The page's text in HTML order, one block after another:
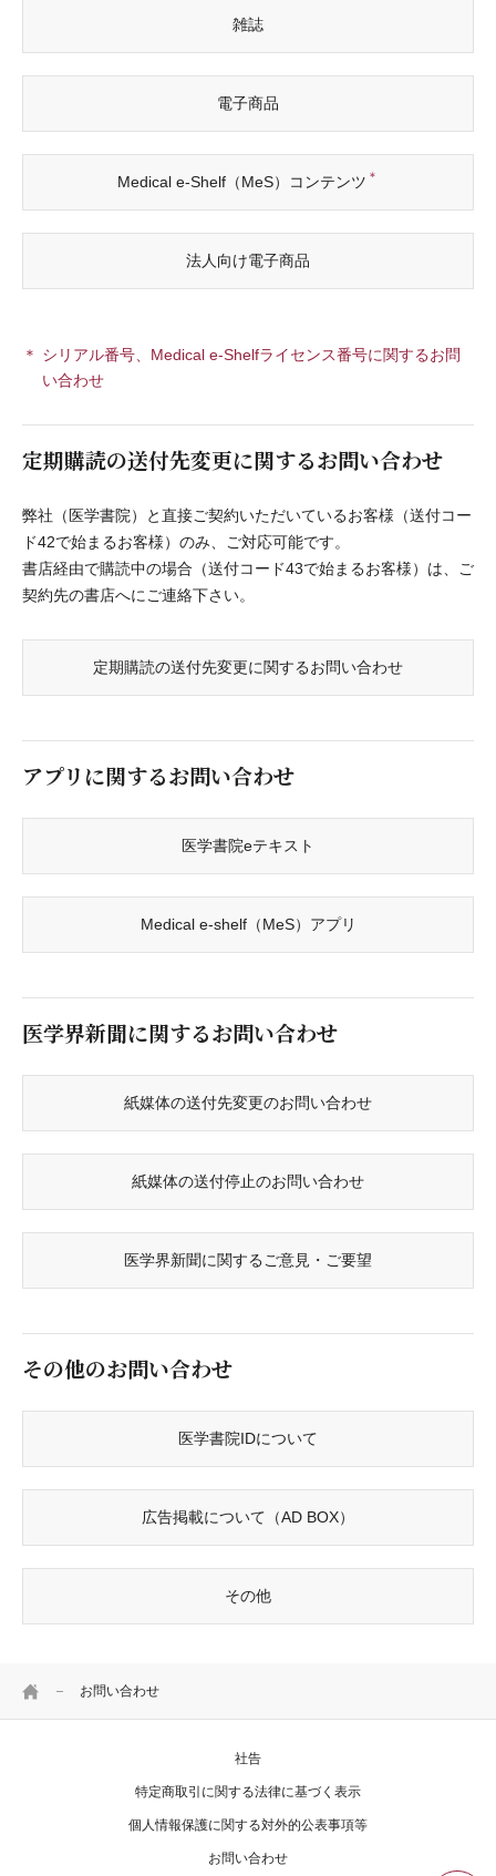
HOME お問い合わせ
雑誌
電子商品
Medical e-Shelf（MeS）コンテンツ ＊
法人向け電子商品
シリアル番号、Medical e-Shelfライセンス番号に関するお問
い合わせ
定期購読の送付先変更に関するお問い合わせ
弊社（医学書院）と直接ご契約いただいているお客様（送付コー
ド42で始まるお客様）のみ、ご対応可能です。
書店経由で購読中の場合（送付コード43で始まるお客様）は、ご
契約先の書店へにご連絡下さい。
定期購読の送付先変更に関するお問い合わせ
アプリに関するお問い合わせ
医学書院eテキスト
Medical e-shelf（MeS）アプリ
医学界新聞に関するお問い合わせ
紙媒体の送付先変更のお問い合わせ
紙媒体の送付停止のお問い合わせ
医学界新聞に関するご意見・ご要望
その他のお問い合わせ
医学書院IDについて
広告掲載について（AD BOX）
その他
社告
特定商取引に関する法律に基づく表示
個人情報保護に関する対外的公表事項等
お問い合わせ